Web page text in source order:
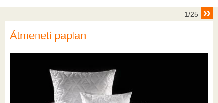
1/25
Átmeneti paplan